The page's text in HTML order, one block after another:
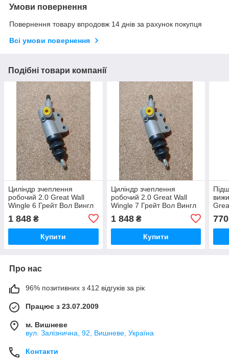
Умови повернення
Повернення товару впродовж 14 днів за рахунок покупця
Всі умови повернення
Подібні товари компанії
Циліндр зчеплення
робочий 2.0 Great Wall
Wingle 6 Грейт Вол Вингл
1 848 ₴
Купити
Циліндр зчеплення
робочий 2.0 Great Wall
Wingle 7 Грейт Вол Вингл
1 848₴
Купити
770
Про нас
96% позитивних з 412 відгуків за рік
Працює з 23.07.2009
м. Вишневе
вул. Залізнична, 92, Вишневе, Україна
Контакти